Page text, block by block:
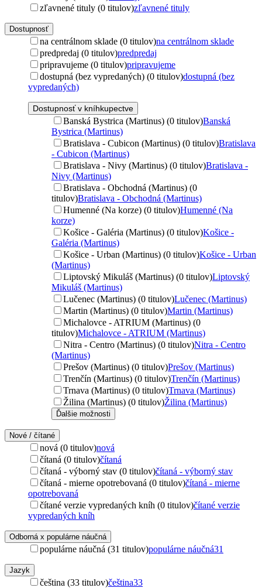
zľavnené tituly (0 titulov)zľavnené tituly
Dostupnosť
na centrálnom sklade (0 titulov)na centrálnom sklade
predpredaj (0 titulov)predpredaj
pripravujeme (0 titulov)pripravujeme
dostupná (bez vypredaných) (0 titulov)dostupná (bez
vypredaných)
Dostupnosť v kníhkupectve
Banská Bystrica (Martinus) (0 titulov)Banská
Bystrica (Martinus)
Bratislava - Cubicon (Martinus) (0 titulov)Bratislava
- Cubicon (Martinus)
Bratislava - Nivy (Martinus) (0 titulov)Bratislava -
Nivy (Martinus)
Bratislava - Obchodná (Martinus) (0
titulov)Bratislava - Obchodná (Martinus)
Humenné (Na korze) (0 titulov)Humenné (Na
korze)
Košice - Galéria (Martinus) (0 titulov)Košice -
Galéria (Martinus)
Košice - Urban (Martinus) (0 titulov)Košice - Urban
(Martinus)
Liptovský Mikuláš (Martinus) (0 titulov)Liptovský
Mikuláš (Martinus)
Lučenec (Martinus) (0 titulov)Lučenec (Martinus)
Martin (Martinus) (0 titulov)Martin (Martinus)
Michalovce - ATRIUM (Martinus) (0
titulov)Michalovce - ATRIUM (Martinus)
Nitra - Centro (Martinus) (0 titulov)Nitra - Centro
(Martinus)
Prešov (Martinus) (0 titulov)Prešov (Martinus)
Trenčín (Martinus) (0 titulov)Trenčín (Martinus)
Trnava (Martinus) (0 titulov)Trnava (Martinus)
Žilina (Martinus) (0 titulov)Žilina (Martinus)
Ďalšie možnosti
Nové / čítané
nová (0 titulov)nová
čítaná (0 titulov)čítaná
čítaná - výborný stav (0 titulov)čítaná - výborný stav
čítaná - mierne opotrebovaná (0 titulov)čítaná - mierne
opotrebovaná
čítané verzie vypredaných kníh (0 titulov)čítané verzie
vypredaných kníh
Odborná x populárne náučná
populárne náučná (31 titulov)populárne náučná31
Jazyk
čeština (33 titulov)čeština33